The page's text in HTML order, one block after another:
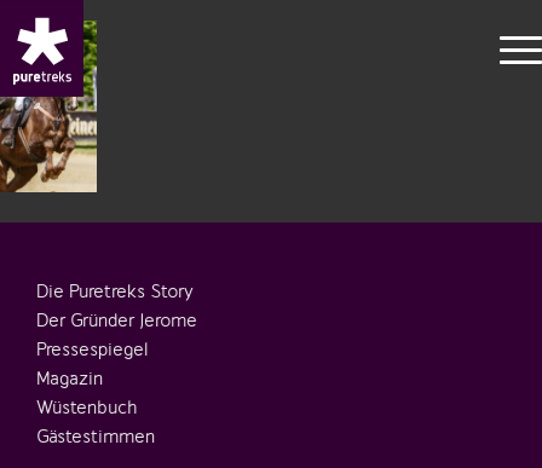
Die Puretreks Story
Der Gründer Jerome
Pressespiegel
Magazin
Wüstenbuch
Gästestimmen